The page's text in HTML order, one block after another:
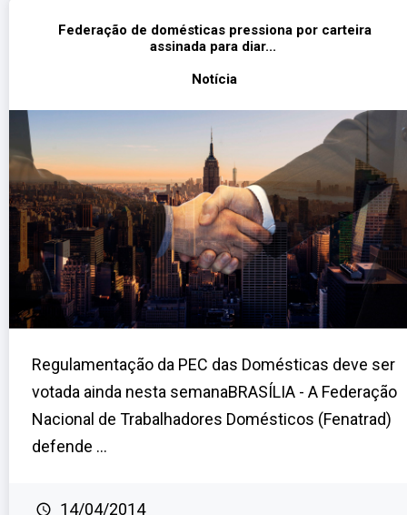
Federação de domésticas pressiona por carteira
assinada para diar...
Notícia
Regulamentação da PEC das Domésticas deve ser
votada ainda nesta semanaBRASÍLIA - A Federação
Nacional de Trabalhadores Domésticos (Fenatrad)
defende ...
14/04/2014